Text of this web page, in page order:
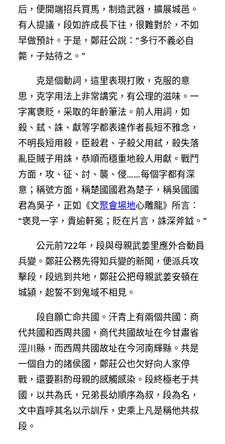
后，便開端招兵買馬，制造武器，擴展城邑。
有人提議，段如許成長下往，很難對於，不如
早做預計。于是，鄭莊公說：“多行不義必自
斃，子姑待之。”
克是個動詞，這里表現打敗，克服的意
思，克字用法上非常講究，有公理的滋味。一
字寓褒貶，采取的年齡筆法。前人用詞，如
殺、弒、誅、獻等字都表達作者長短不雅念，
不明長短用殺，臣殺君、子殺父用弒，殺失落
亂臣賊子用誅，恭順而穩重地殺人用獻。戰鬥
方面，攻、征、討、襲、侵……每個字都有深
意；稱號方面，稱楚國國君為楚子，稱吳國國
君為吳子，正如《文聚會場地心雕龍》所言：
“褒見一字，貴逾軒冕；貶在片言，誅深斧鉞。”
公元前722年，段與母親武姜里應外合動員
兵變。鄭莊公務先得知兵變的新聞，便派兵攻
擊段，段逃到共地，鄭莊公把母親武姜安頓在
城潁，起誓不到鬼域不相見。
段自願亡命共國。汗青上有兩個共國：商
代共國和西周共國，商代共國故址在今甘肅省
涇川縣，而西周共國故址在今河南輝縣。共是
一個自力的諸侯國，鄭莊公也欠好向人家停
戰，還要斟酌母親的感觸感染。段終極老于共
國，以共為氏，兄弟長幼順序為叔，段為名，
文中直呼其名以示訓斥，史乘上凡是稱他共叔
段。